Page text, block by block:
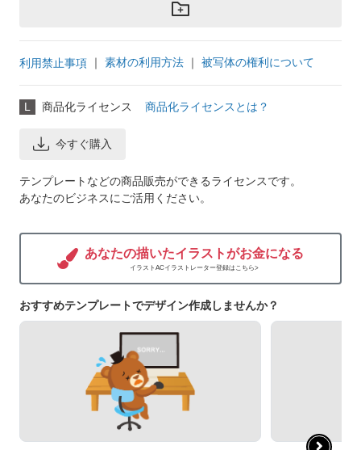
利用禁止事項 ｜ 素材の利用方法 ｜ 被写体の権利について
L 商品化ライセンス 商品化ライセンスとは？
今すぐ購入
テンプレートなどの商品販売ができるライセンスです。
あなたのビジネスにご活用ください。
あなたの描いたイラストがお金になる
イラストACイラストレーター登録はこちら>
おすすめテンプレートでデザイン作成しませんか？